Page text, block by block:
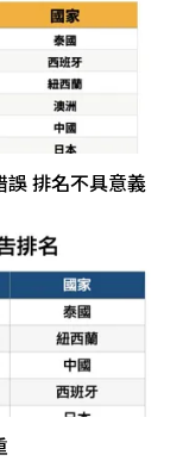
誤 排名不具意義